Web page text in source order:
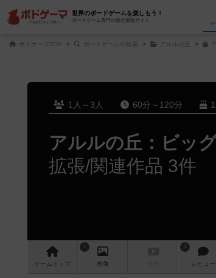
世界のボードゲームを楽しもう！
ボードゲーム専門の総合情報サイト
ボドゲーマTOP ボードゲームの検索 アルルの丘
1人～3人 60分～120分
アルルの丘：ビッ
拡張/関連作品 3件
ゲーム トップ
1
画像
3
レビュー